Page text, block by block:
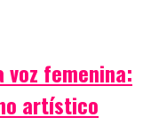
voz femenina:
artístico